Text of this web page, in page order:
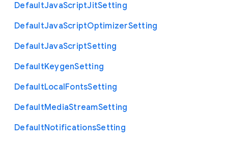
DefaultJavaScriptJitSetting
DefaultJavaScriptOptimizerSetting
DefaultJavaScriptSetting
DefaultKeygenSetting
DefaultLocalFontsSetting
DefaultMediaStreamSetting
DefaultNotificationsSetting